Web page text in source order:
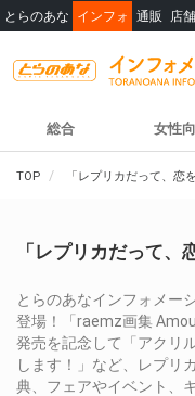
とらのあな インフォ 通販 店舗
総合 女性
TOP 「レプリカだって、恋
「レプリカだって
とらのあなインフォメー
登場！「raemz画集
発売を記念して「アクリ
します！」など、レプリ
典、フェアやイベント、